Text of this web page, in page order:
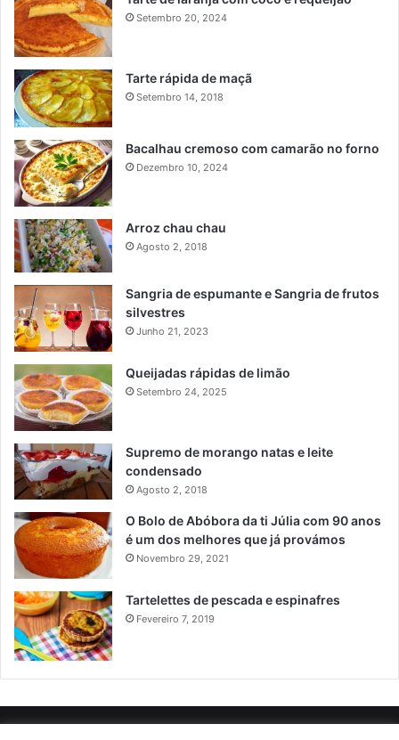
Setembro 20, 2024
Tarte rápida de maçã
Setembro 14, 2018
Bacalhau cremoso com camarão no forno
Dezembro 10, 2024
Arroz chau chau
Agosto 2, 2018
Sangria de espumante e Sangria de frutos
silvestres
Junho 21, 2023
Queijadas rápidas de limão
Setembro 24, 2025
Supremo de morango natas e leite
condensado
Agosto 2, 2018
O Bolo de Abóbora da ti Júlia com 90 anos
é um dos melhores que já provámos
Novembro 29, 2021
Tartelettes de pescada e espinafres
Fevereiro 7, 2019